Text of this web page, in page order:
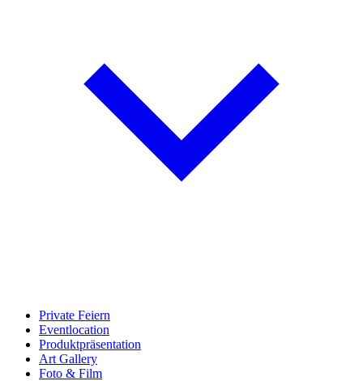
Private Feiern
Eventlocation
Produktpräsentation
Art Gallery
Foto & Film